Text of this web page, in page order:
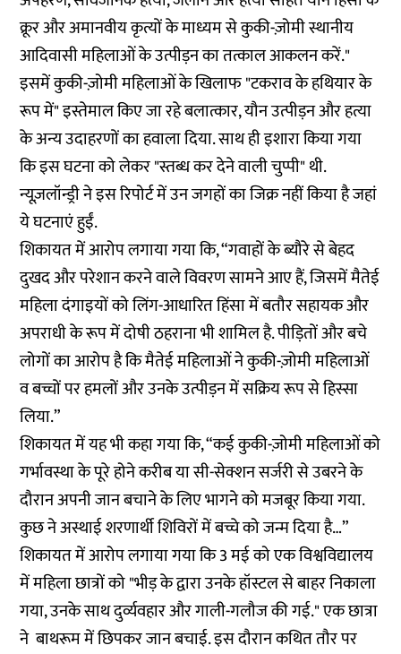
क्रूर और अमानवीय कृत्यों के माध्यम से कुकी-ज़ोमी स्थानीय
आदिवासी महिलाओं के उत्पीड़न का तत्काल आकलन करें."
इसमें कुकी-ज़ोमी महिलाओं के खिलाफ "टकराव के हथियार के
रूप में" इस्तेमाल किए जा रहे बलात्कार, यौन उत्पीड़न और हत्या
के अन्य उदाहरणों का हवाला दिया. साथ ही इशारा किया गया
कि इस घटना को लेकर "स्तब्ध कर देने वाली चुप्पी" थी.
न्यूज़लॉन्ड्री ने इस रिपोर्ट में उन जगहों का जिक्र नहीं किया है जहां
ये घटनाएं हुईं.
शिकायत में आरोप लगाया गया कि, “गवाहों के ब्यौरे से बेहद
दुखद और परेशान करने वाले विवरण सामने आए हैं, जिसमें मैतेई
महिला दंगाइयों को लिंग-आधारित हिंसा में बतौर सहायक और
अपराधी के रूप में दोषी ठहराना भी शामिल है. पीड़ितों और बचे
लोगों का आरोप है कि मैतेई महिलाओं ने कुकी-ज़ोमी महिलाओं
व बच्चों पर हमलों और उनके उत्पीड़न में सक्रिय रूप से हिस्सा
लिया.”
शिकायत में यह भी कहा गया कि, “कई कुकी-ज़ोमी महिलाओं को
गर्भावस्था के पूरे होने करीब या सी-सेक्शन सर्जरी से उबरने के
दौरान अपनी जान बचाने के लिए भागने को मजबूर किया गया.
कुछ ने अस्थाई शरणार्थी शिविरों में बच्चे को जन्म दिया है…”
शिकायत में आरोप लगाया गया कि 3 मई को एक विश्वविद्यालय
में महिला छात्रों को "भीड़ के द्वारा उनके हॉस्टल से बाहर निकाला
गया, उनके साथ दुर्व्यवहार और गाली-गलौज की गई." एक छात्रा
ने बाथरूम में छिपकर जान बचाई. इस दौरान कथित तौर पर